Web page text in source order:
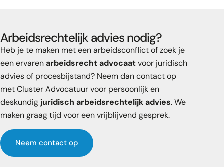
Arbeidsrechtelijk advies nodig?
Heb je te maken met een arbeidsconflict of zoek je
een ervarenarbeidsrecht advocaatvoor juridisch
advies of procesbijstand? Neem dan contact op
met Cluster Advocatuur voor persoonlijk en
deskundig juridisch arbeidsrechtelijk advies. We
maken graag tijd voor een vrijblijvend gesprek.
Neem contact op